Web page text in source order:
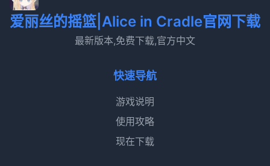
爱丽丝的摇篮|Alice in Cradle官网下载
最新版本,免费下载,官方中文
快速导航
游戏说明
使用攻略
现在下载